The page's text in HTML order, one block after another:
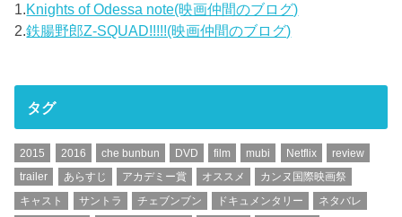
1.Knights of Odessa note(映画仲間のブログ)
2.鉄腸野郎Z-SQUAD!!!!!(映画仲間のブログ)
タグ
2015 2016 che bunbun DVD film mubi Netflix
review
trailer
あらすじ アカデミー賞 オススメ
カンヌ国際映画祭
キャスト
サントラ チェブンブン ドキュメンタリー
ネタバレ